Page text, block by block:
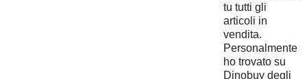
tu tutti gli
articoli in
vendita.
Personalmente
ho trovato su
Dinobuy degli